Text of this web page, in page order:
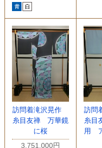
訪問着滝沢晃作
糸目友禅 万華鏡
に桜
3,751,000円
訪問
糸目
用